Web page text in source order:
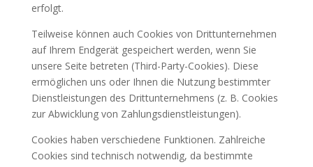
erfolgt.
Teilweise können auch Cookies von Drittunternehmen
auf Ihrem Endgerät gespeichert werden, wenn Sie
unsere Seite betreten (Third-Party-Cookies). Diese
ermöglichen uns oder Ihnen die Nutzung bestimmter
Dienstleistungen des Drittunternehmens (z. B. Cookies
zur Abwicklung von Zahlungsdienstleistungen).
Cookies haben verschiedene Funktionen. Zahlreiche
Cookies sind technisch notwendig, da bestimmte